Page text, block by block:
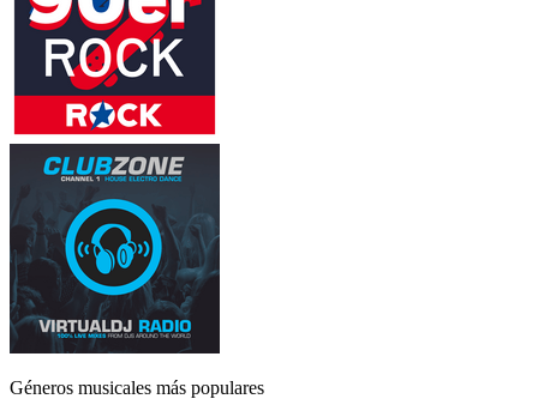
Géneros musicales más populares